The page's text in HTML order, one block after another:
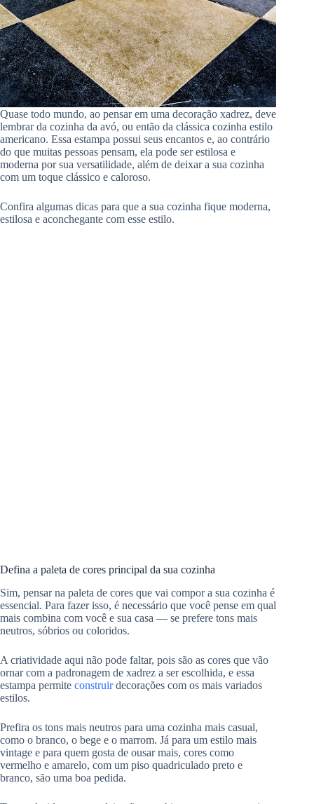
Quase todo mundo, ao pensar em uma decoração xadrez, deve
lembrar da cozinha da avó, ou então da clássica cozinha estilo
americano. Essa estampa possui seus encantos e, ao contrário
do que muitas pessoas pensam, ela pode ser estilosa e
moderna por sua versatilidade, além de deixar a sua cozinha
com um toque clássico e caloroso.
Confira algumas dicas para que a sua cozinha fique moderna,
estilosa e aconchegante com esse estilo.
Defina a paleta de cores principal da sua cozinha
Sim, pensar na paleta de cores que vai compor a sua cozinha é
essencial. Para fazer isso, é necessário que você pense em qual
mais combina com você e sua casa — se prefere tons mais
neutros, sóbrios ou coloridos.
A criatividade aqui não pode faltar, pois são as cores que vão
ornar com a padronagem de xadrez a ser escolhida, e essa
estampa permite construirdecorações com os mais variados
estilos.
Prefira os tons mais neutros para uma cozinha mais casual,
como o branco, o bege e o marrom. Já para um estilo mais
vintage e para quem gosta de ousar mais, cores como
vermelho e amarelo, com um piso quadriculado preto e
branco, são uma boa pedida.